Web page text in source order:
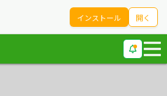
インストール 開く